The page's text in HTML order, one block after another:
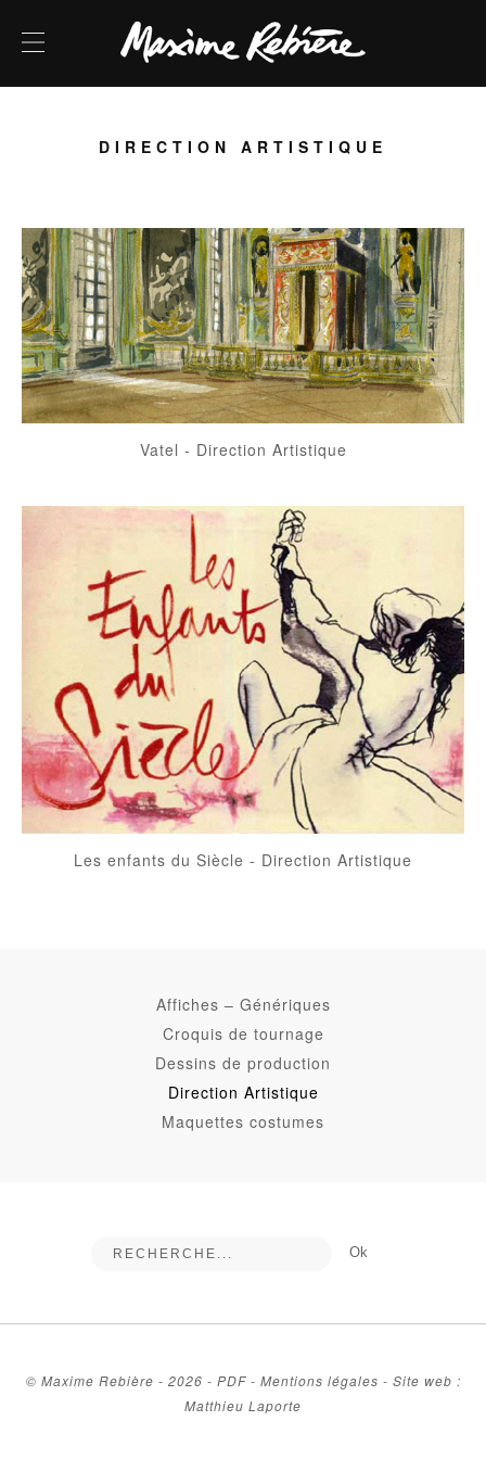
DIRECTION ARTISTIQUE
Vatel - Direction Artistique
Les enfants du Siècle - Direction Artistique
Affiches – Génériques
Croquis de tournage
Dessins de production
Direction Artistique
Maquettes costumes
© Maxime Rebière - 2026 - PDF- Mentions légales - Site web :
Matthieu Laporte